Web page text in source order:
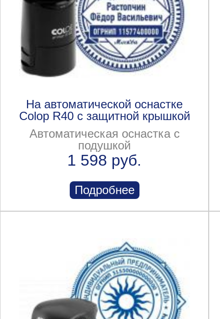
На автоматической оснастке
Colop R40 с защитной крышкой
Автоматическая оснастка с
подушкой
1 598 руб.
Подробнее